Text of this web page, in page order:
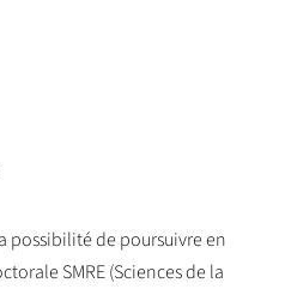
possibilité de poursuivre en
SMRE (Sciences de la